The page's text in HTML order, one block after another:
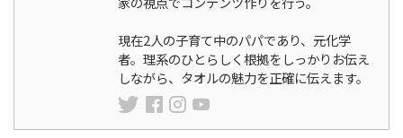
現在2人の子育て中のパパであり、元化学
者。理系のひとらしく根拠をしっかりお伝え
しながら、タオルの魅力を正確に伝えます。